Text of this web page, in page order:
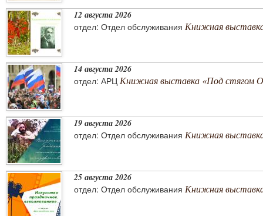
12 августа 2026
отдел: Отдел обслуживания Книжная
14 августа 2026
отдел: АРЦ Книжная выставка «Под стягом
19 августа 2026
отдел: Отдел обслуживания Книжная
25 августа 2026
отдел: Отдел обслуживания Книжная